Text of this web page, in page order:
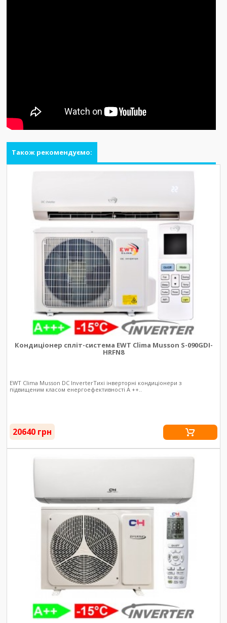
Також рекомендуємо:
Кондиціонер спліт-система EWT Clima Musson S-090GDI-
HRFN8
EWT Clima Musson DC InverterТихі інверторні кондиціонери з
підвищеним класом енергоефективності А ++..
20640 грн